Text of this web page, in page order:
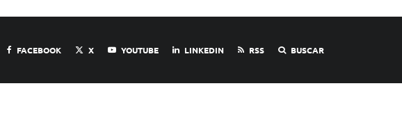
FACEBOOK X YOUTUBE LINKEDIN RSS BUSCAR